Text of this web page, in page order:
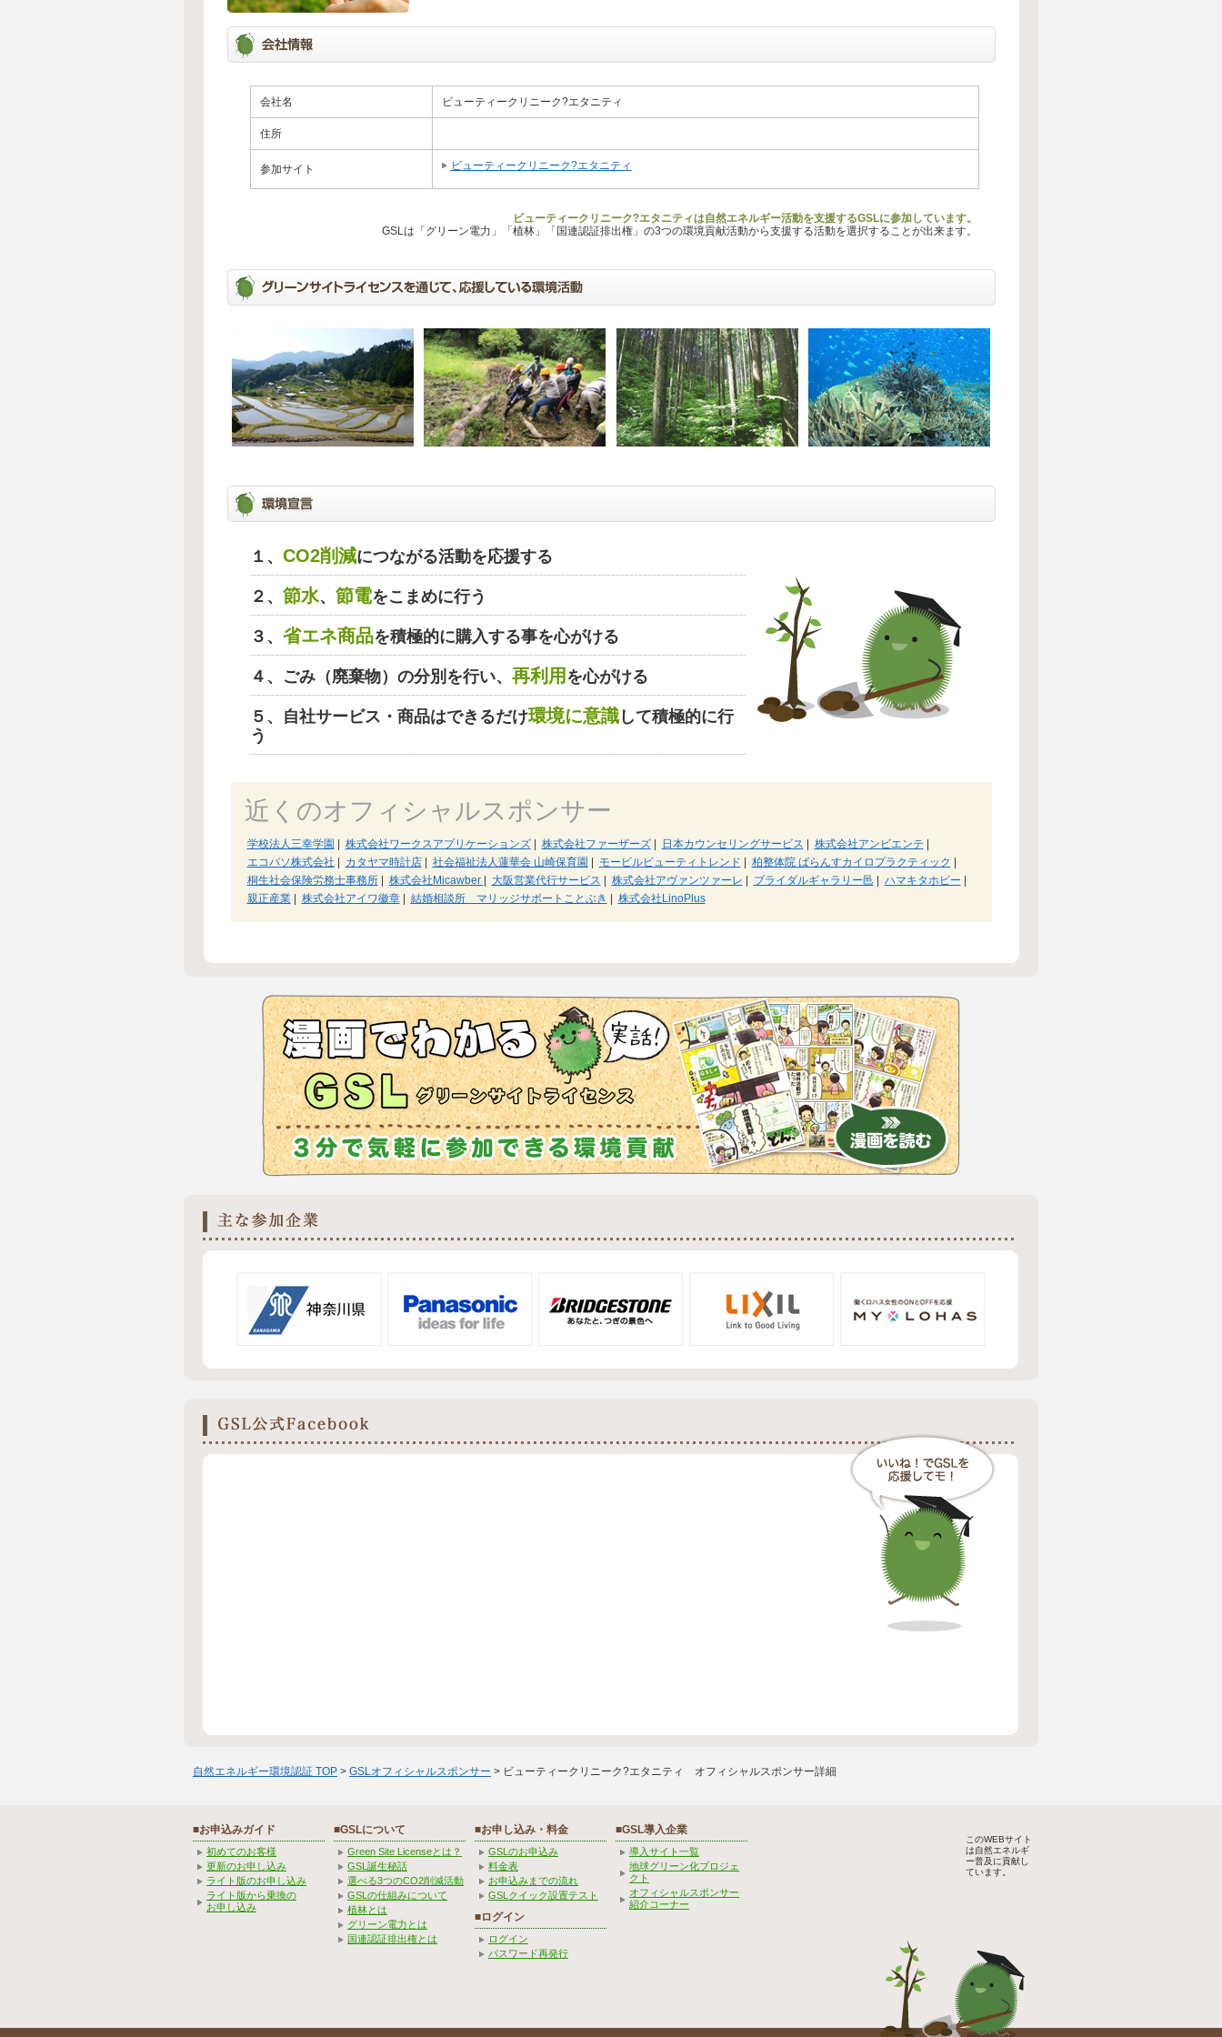
会社名 ビューティークリニーク?エタニティ
住所
参加サイト ビューティークリニーク?エタニティ
ビューティークリニーク?エタニティは自然エネルギー活動を支援するGSLに参加しています。
GSLは「グリーン電力」「植林」「国連認証排出権」の3つの環境貢献活動から支援する活動を選択することが出来ます。
１、 CO2削減につながる活動を応援する
２、 節水、 節電をこまめに行う
３、 省エネ商品を積極的に購入する事を心がける
４、ごみ（廃棄物）の分別を行い、 再利用 を心がける
５、自社サービス・商品はできるだけ環境に意識して積極的に行
う
近くのオフィシャルスポンサー
学校法人三幸学園 株式会社ワークスアプリケーションズ| 株式会社ファーザーズ| 日本カウンセリングサービス 株式会社アンビエンテ
エコパソ株式会社
カタヤマ時計店| 社会福祉法人蓮華会 山崎保育園 モービルビューティトレンド 柏整体院 ばらんすカイロプラクティック
桐生社会保険労務士事務所| 株式会社Micawber 大阪営業代行サービス 株式会社アヴァンツァーレ ブライダルギャラリー邑 ハマキタホビー
親正産業| 株式会社アイワ徽章| 結婚相談所 マリッジサポートことぶき 株式会社LinoPlus
自然エネルギー環境認証 TOP > GSLオフィシャルスポンサー > ビューティークリニーク?エタニティ オフィシャルスポンサー詳細
■お申込みガイド
初めてのお客様
更新のお申し込み
ライト版のお申し込み
ライト版から乗換の
お申し込み
■GSLについて
Green Site Licenseとは？
GSL誕生秘話
選べる3つのCO2削減活動
GSLの仕組みについて
植林とは
グリーン電力とは
国連認証排出権とは
■お申し込み・料金
GSLのお申込み
料金表
お申込みまでの流れ
GSLクイック設置テスト
■ログイン
ログイン
パスワード再発行
■GSL導入企業
導入サイト一覧
地球グリーン化プロジェ
クト
オフィシャルスポンサー
紹介コーナー
このWEBサイト
は自然エネルギ
ー普及に貢献し
ています。